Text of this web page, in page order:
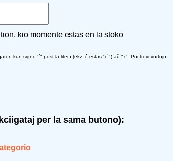
kio momente estas en la stoko
kun signo "`" post la litero (ekz. ĉ estas "c`") aŭ "x". Por trovi vortojn
per la sama butono):